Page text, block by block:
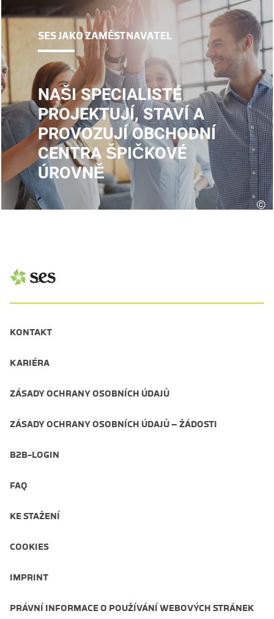
©
SES JAKO ZAMĚSTNAVATEL
NAŠI SPECIALISTÉ
PROJEKTUJÍ, STAVÍ A
PROVOZUJÍ OBCHODNÍ
CENTRA ŠPIČKOVÉ
ÚROVNĚ
KONTAKT
KARIÉRA
ZÁSADY OCHRANY OSOBNÍCH ÚDAJŮ
ZÁSADY OCHRANY OSOBNÍCH ÚDAJŮ – ŽÁDOSTI
B2B-LOGIN
FAQ
KE STAŽENÍ
COOKIES
IMPRINT
PRÁVNÍ INFORMACE O POUŽÍVÁNÍ WEBOVÝCH STRÁNEK